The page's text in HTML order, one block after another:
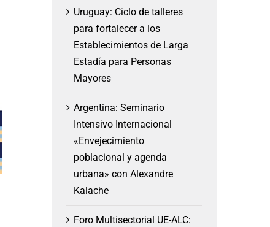
Uruguay: Ciclo de talleres
para fortalecer a los
Establecimientos de Larga
Estadía para Personas
Mayores
Argentina: Seminario
Intensivo Internacional
«Envejecimiento
poblacional y agenda
urbana» con Alexandre
Kalache
Foro Multisectorial UE-ALC: